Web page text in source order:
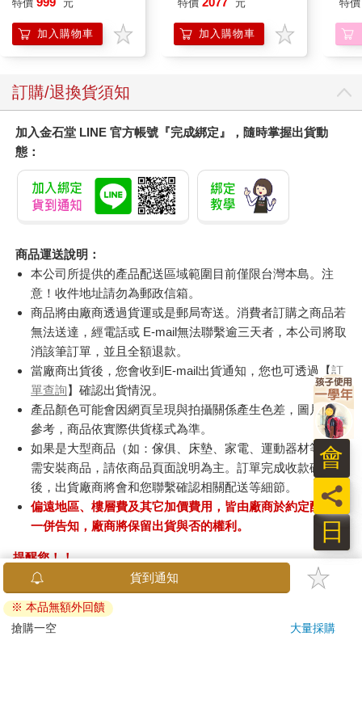
特價 元
加入購物車
特價 元
加入購物車
特價
訂購/退換貨須知
加入金石堂 LINE 官方帳號『完成綁定』，隨時掌握出貨動
態：
商品運送說明：
本公司所提供的產品配送區域範圍目前僅限台灣本島。注
意！收件地址請勿為郵政信箱。
商品將由廠商透過貨運或是郵局寄送。消費者訂購之商品若
無法送達，經電話或 E-mail無法聯繫逾三天者，本公司將取
消該筆訂單，並且全額退款。
當廠商出貨後，您會收到E-mail出貨通知，您也可透過【訂
單查詢】確認出貨情況。
產品顏色可能會因網頁呈現與拍攝關係產生色差，圖片僅供
參考，商品依實際供貨樣式為準。
如果是大型商品（如：傢俱、床墊、家電、運動器材等）及
需安裝商品，請依商品頁面說明為主。訂單完成收款確認
後，出貨廠商將會和您聯繫確認相關配送等細節。
偏遠地區、樓層費及其它加價費用，皆由廠商於約定配送時
一併告知，廠商將保留出貨與否的權利。
提醒您！！
金石堂及銀行均不會請您操作ATM! 如接獲電話要求您前往
ATM提款機，請不要聽從指示，以免受騙上當！
退換貨須知：
貨到通知
※ 本品無額外回饋
搶購一空
大量採購
日
員
會